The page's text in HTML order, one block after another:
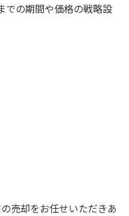
の期間や価格の戦略設
売却をお任せいただきあ